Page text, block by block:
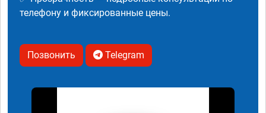
телефону и фиксированные цены.
Позвонить Telegram